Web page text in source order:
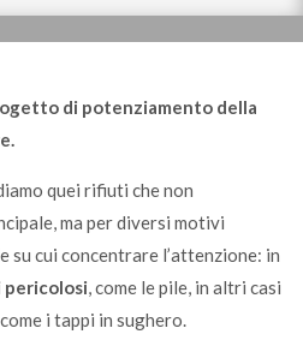
di potenziamento della
quei rifiuti che non
ma per diversi motivi
su cui concentrare l’attenzione: in
, come le pile, in altri casi
come i tappi in sughero.